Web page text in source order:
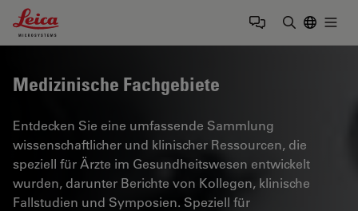
Leica Microsystems Logo
Medizinische Fachgebiete
Entdecken Sie eine umfassende Sammlung
wissenschaftlicher und klinischer Ressourcen, die
speziell für Ärzte im Gesundheitswesen entwickelt
wurden, darunter Berichte von Kollegen, klinische
Fallstudien und Symposien. Speziell für